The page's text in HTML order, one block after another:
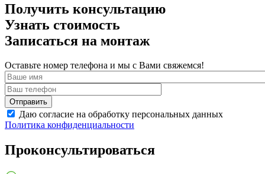
Получить консультацию
Узнать стоимость
Записаться на монтаж
Оставьте номер телефона и мы с Вами свяжемся!
Даю согласие на обработку персональных данных
Политика конфиденциальности
Проконсультироваться